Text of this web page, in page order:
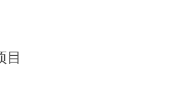
目